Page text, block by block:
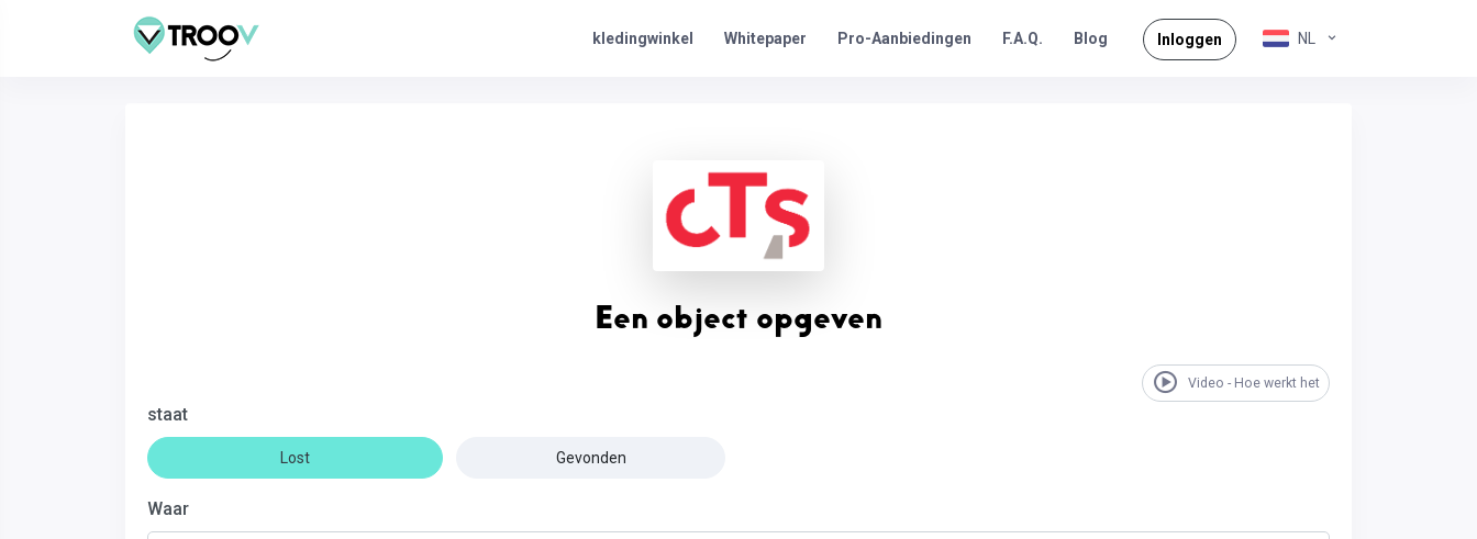
kledingwinkel Whitepaper Pro-Aanbiedingen F.A.Q. Blog Inloggen NL
Een object opgeven
Video - Hoe werkt het
staat
Lost Gevonden
Waar